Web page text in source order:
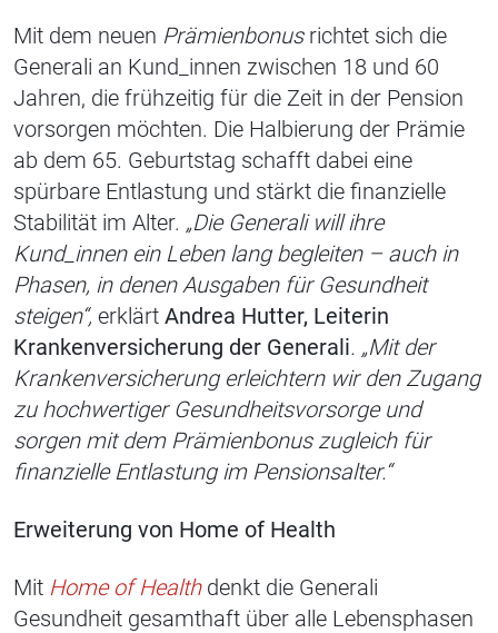
Mit dem neuen Prämienbonusrichtet sich die
Generali an Kund_innen zwischen 18 und 60
Jahren, die frühzeitig für die Zeit in der Pension
vorsorgen möchten. Die Halbierung der Prämie
ab dem 65. Geburtstag schafft dabei eine
spürbare Entlastung und stärkt die finanzielle
Stabilität im Alter. „Die Generali will ihre
Kund_innen ein Leben lang begleiten – auch in
Phasen, in denen Ausgaben für Gesundheit
steigen“, erklärt Andrea Hutter, Leiterin
Krankenversicherung der Generali. „Mit der
Krankenversicherung erleichtern wir den Zugang
zu hochwertiger Gesundheitsvorsorge und
sorgen mit dem Prämienbonus zugleich für
finanzielle Entlastung im Pensionsalter.“
Erweiterung von Home of Health
Mit Home of Health denkt die Generali
Gesundheit gesamthaft über alle Lebensphasen